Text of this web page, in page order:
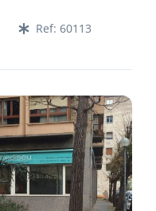
Ref: 60113